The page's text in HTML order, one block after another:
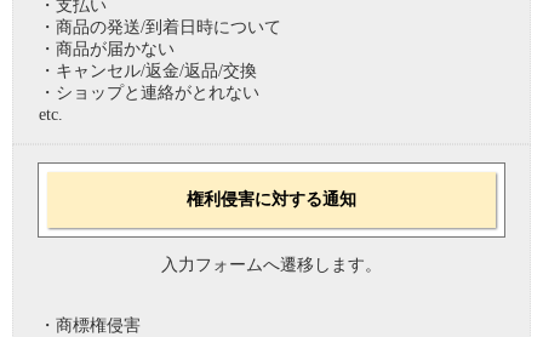
・支払い
・商品の発送/到着日時について
・商品が届かない
・キャンセル/返金/返品/交換
・ショップと連絡がとれない
etc.
権利侵害に対する通知
入力フォームへ遷移します。
・商標権侵害